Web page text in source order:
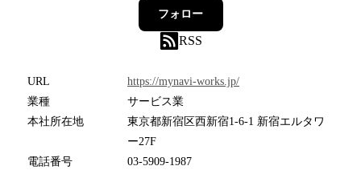
フォロー
RSS
URL
https://mynavi-works.jp/
業種
サービス業
本社所在地
東京都新宿区西新宿1-6-1 新宿エルタワ
ー27F
電話番号
03-5909-1987